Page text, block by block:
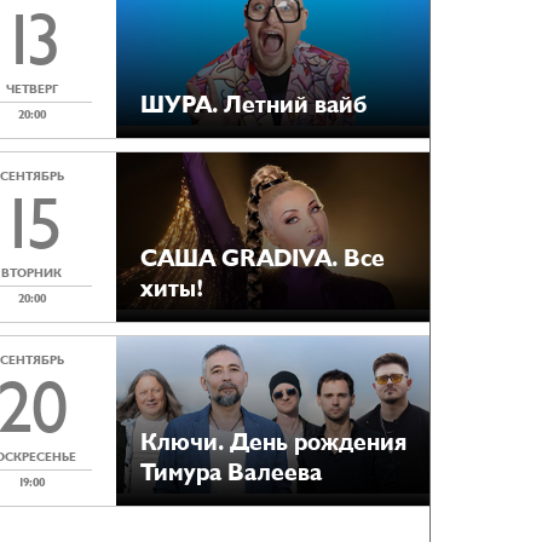
13
ЧЕТВЕРГ
20:00
ШУРА. Летний вайб
СЕНТЯБРЬ
15
ВТОРНИК
20:00
САША GRADIVA. Все
хиты!
СЕНТЯБРЬ
20
19:00
Ключи. День рождения
Тимура Валеева